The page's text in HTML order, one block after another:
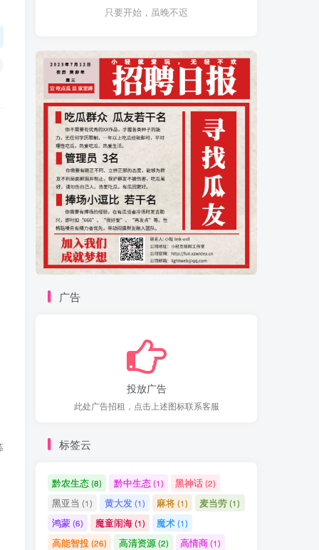
只要开始，虽晚不迟
广告
投放广告
此处广告招租，点击上述图标联系客服
标签云
黔农生态(8) 黔中生态(1) 黑神话(2)
黑亚当 (1) 黄大发(1) 麻将(1) 麦当劳(1)
鸿蒙(6) 魔童闹海(1) 魔术(1)
高能智投(26) 高清资源(2) 高情商(1)